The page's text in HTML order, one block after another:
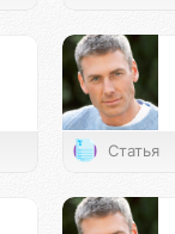
Статья